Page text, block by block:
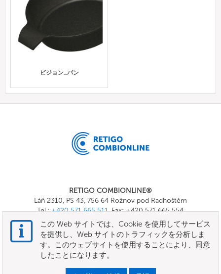
ビジョン_パン
RETIGO COMBIONLINE®
Láň 2310, PS 43, 756 64 Rožnov pod Radhoštěm
Tel.:+420 571 665 511, Fax: +420 571 665 554
E-mail:info@combionline.com
OnlineMenu
規約と条件
この Web サイトでは、Cookie を使用してサービス
を提供し、Web サイトのトラフィックを分析しま
す。このウェブサイトを使用することにより、同意
したことになります。